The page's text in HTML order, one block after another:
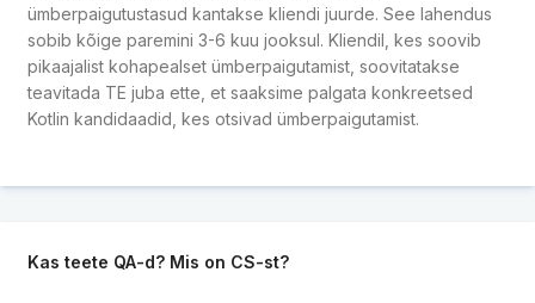
ümberpaigutustasud kantakse kliendi juurde. See lahendus
sobib kõige paremini 3-6 kuu jooksul. Kliendil, kes soovib
pikaajalist kohapealset ümberpaigutamist, soovitatakse
teavitada TE juba ette, et saaksime palgata konkreetsed
Kotlin kandidaadid, kes otsivad ümberpaigutamist.
Kas teete QA-d? Mis on CS-st?